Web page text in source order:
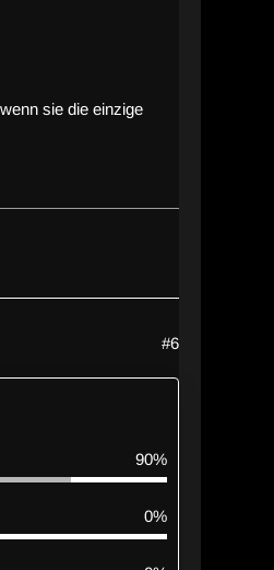
sie die einzige
#6
90%
0%